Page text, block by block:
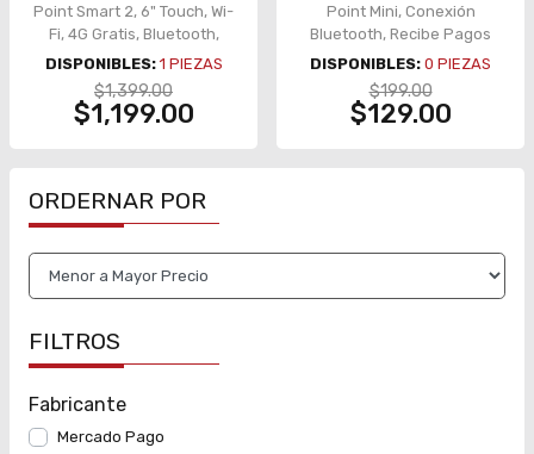
Point Smart 2, 6" Touch, Wi-
Fi, 4G Gratis, Bluetooth,
Contactless, Impresora –
PointSmart2
DISPONIBLES: 1 PIEZAS
$1,399.00
$1,199.00
Point Mini, Conexión
Bluetooth, Recibe Pagos
con todas las tarjetas de
débito, crédito, american
express – MPPointMiniBT
DISPONIBLES: 0 PIEZAS
$199.00
$129.00
ORDERNAR POR
FILTROS
Fabricante
Mercado Pago